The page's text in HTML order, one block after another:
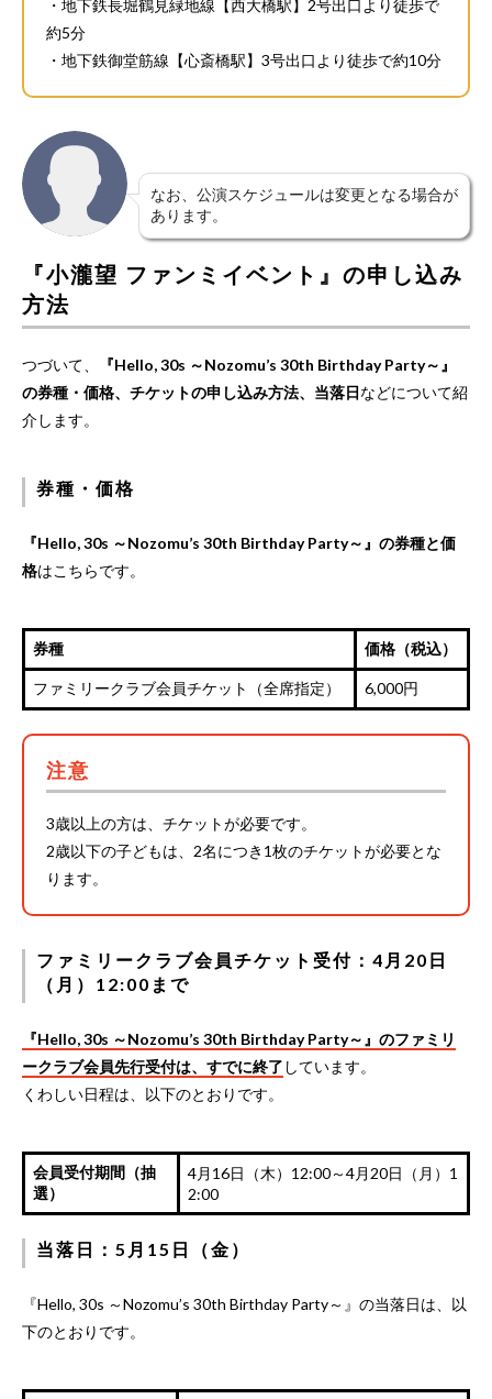
・地下鉄長堀鶴見緑地線【西大橋駅】2号出口より徒歩で
約5分
・地下鉄御堂筋線【心斎橋駅】3号出口より徒歩で約10分
なお、公演スケジュールは変更となる場合が
あります。
『小瀧望 ファンミイベント』の申し込み
方法
つづいて、
『Hello, 30s ～Nozomu’s 30th Birthday Party～』
の券種・価格、チケットの申し込み方法、当落日などについて紹
介します。
券種・価格
『Hello, 30s ～Nozomu’s 30th Birthday Party～』の券種と価
格はこちらです。
券種 価格（税込）
ファミリークラブ会員チケット（全席指定） 6,000円
注意
3歳以上の方は、チケットが必要です。
2歳以下の子どもは、2名につき1枚のチケットが必要とな
ります。
ファミリークラブ会員チケット受付：4月20日
（月）12:00まで
『Hello, 30s ～Nozomu’s 30th Birthday Party～』のファミリ
ークラブ会員先行受付は、すでに終了 しています。
くわしい日程は、以下のとおりです。
会員受付期間（抽
選）
4月16日（木）12:00～4月20日（月）1
2:00
当落日：5月15日（金）
『Hello, 30s ～Nozomu’s 30th Birthday Party～』の当落日は、以
下のとおりです。